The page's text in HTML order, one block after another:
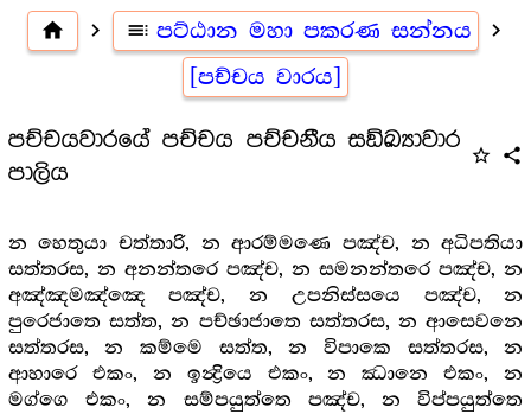
home navigate_next toc පට්ඨාන මහා පකරණ සන්නය navigate_next
[පච්චය වාරය]
පච්චයවාරයේ පච්චය පච්චනීය සඞ්ඛ්‍යාවාර
පාලිය
star_outline share
න හෙතුයා චත්තාරි, න ආරම්මණෙ පඤ්ච, න අධිපතියා
සත්තරස, න අනන්තරෙ පඤ්ච, න සමනන්තරෙ පඤ්ච, න
අඤ්ඤමඤ්ඤෙ පඤ්ච, න උපනිස්සයෙ පඤ්ච, න
පුරෙජාතෙ සත්ත, න පච්ඡාජාතෙ සත්තරස, න ආසෙවනෙ
සත්තරස, න කම්මෙ සත්ත, න විපාකෙ සත්තරස, න
ආහාරෙ එකං, න ඉන්‍ද්‍රියෙ එකං, න ඣානෙ එකං, න
මග්ගෙ එකං, න සම්පයුත්තෙ පඤ්ච, න විප්පයුත්තෙ